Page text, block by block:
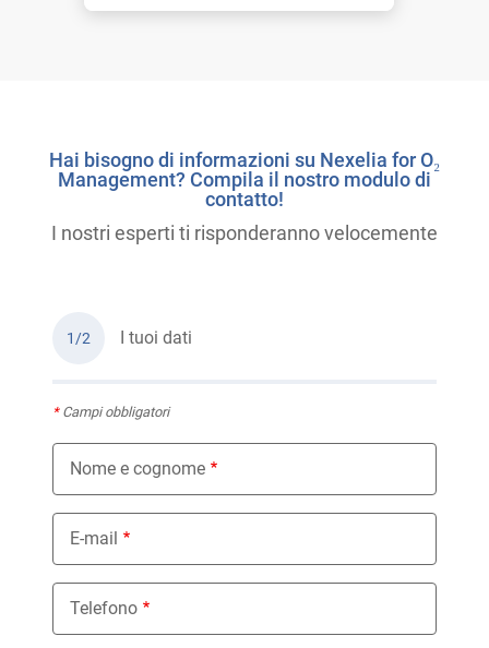
Hai bisogno di informazioni su Nexelia for O₂
Management? Compila il nostro modulo di
contatto!
I nostri esperti ti risponderanno velocemente
1/2 I tuoi dati
*Campi obbligatori
Nome e cognome
E-mail
Telefono